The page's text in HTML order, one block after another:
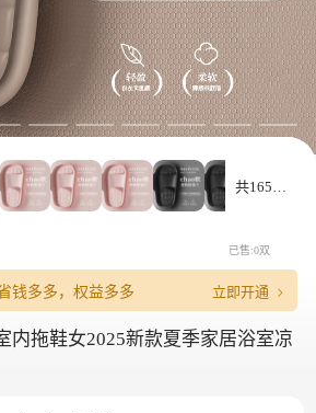
共165款
已售:0双
钱多多，权益多多 立即开通
内拖鞋女2025新款夏季家居浴室凉